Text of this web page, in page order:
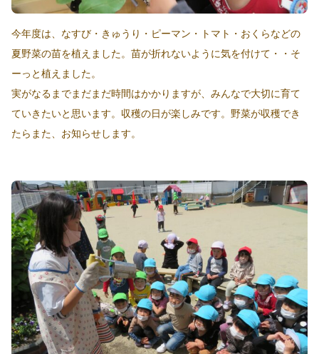
今年度は、なすび・きゅうり・ピーマン・トマト・おくらなどの
夏野菜の苗を植えました。苗が折れないように気を付けて・・そ
ーっと植えました。
実がなるまでまだまだ時間はかかりますが、みんなで大切に育て
ていきたいと思います。収穫の日が楽しみです。野菜が収穫でき
たらまた、お知らせします。